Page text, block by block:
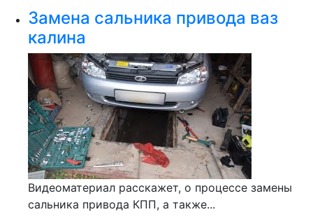
Замена сальника привода ваз
калина
Видеоматериал расскажет, о процессе замены
сальника привода КПП, а также...